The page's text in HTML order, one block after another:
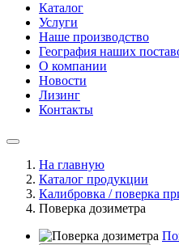
Каталог
Услуги
Наше производство
География наших
О компании
Новости
Лизинг
Контакты
На главную
Каталог продукции
Калибровка / поверка
Поверка дозиметра